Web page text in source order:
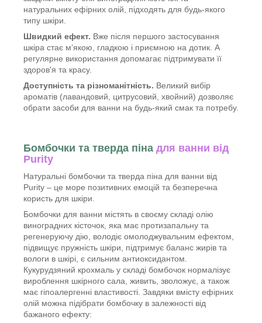
Бомбочки та тверда піна для ванни від
Purity
Натуральні бомбочки та тверда піна для ванни від
Purity – це море позитивних емоцій та безперечна
користь для шкіри.
Бомбочки для ванни містять в своєму складі олію
виноградних кісточок, яка має протизапальну та
регенеруючу дію, володіє омолоджувальним ефектом,
підвищує пружність шкіри, підтримує баланс жирів та
вологи в шкірі, є сильним антиоксидантом.
Кукурудзяний крохмаль у складі бомбочок нормалізує
вироблення шкірного сала, живить, зволожує, а також
має гіпоалергенні властивості. Завдяки вмісту ефірних
олій можна підібрати бомбочку в залежності від
бажаного ефекту:
натуральних ефірних олій, підходять для будь-якого
типу шкіри.
Швидкий ефект. Вже після першого застосування
шкіра стає м’якою, гладкою і приємною на дотик. А
регулярне використання допомагає підтримувати її
здоров'я та красу.
Доступність та різноманітність. Великий вибір
ароматів (лавандовий, цитрусовий, хвойний) дозволяє
обрати засоби для ванни на будь-який смак та потребу.